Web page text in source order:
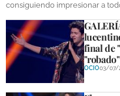
consiguiendo impresionar a
final de
OCIO03/07/